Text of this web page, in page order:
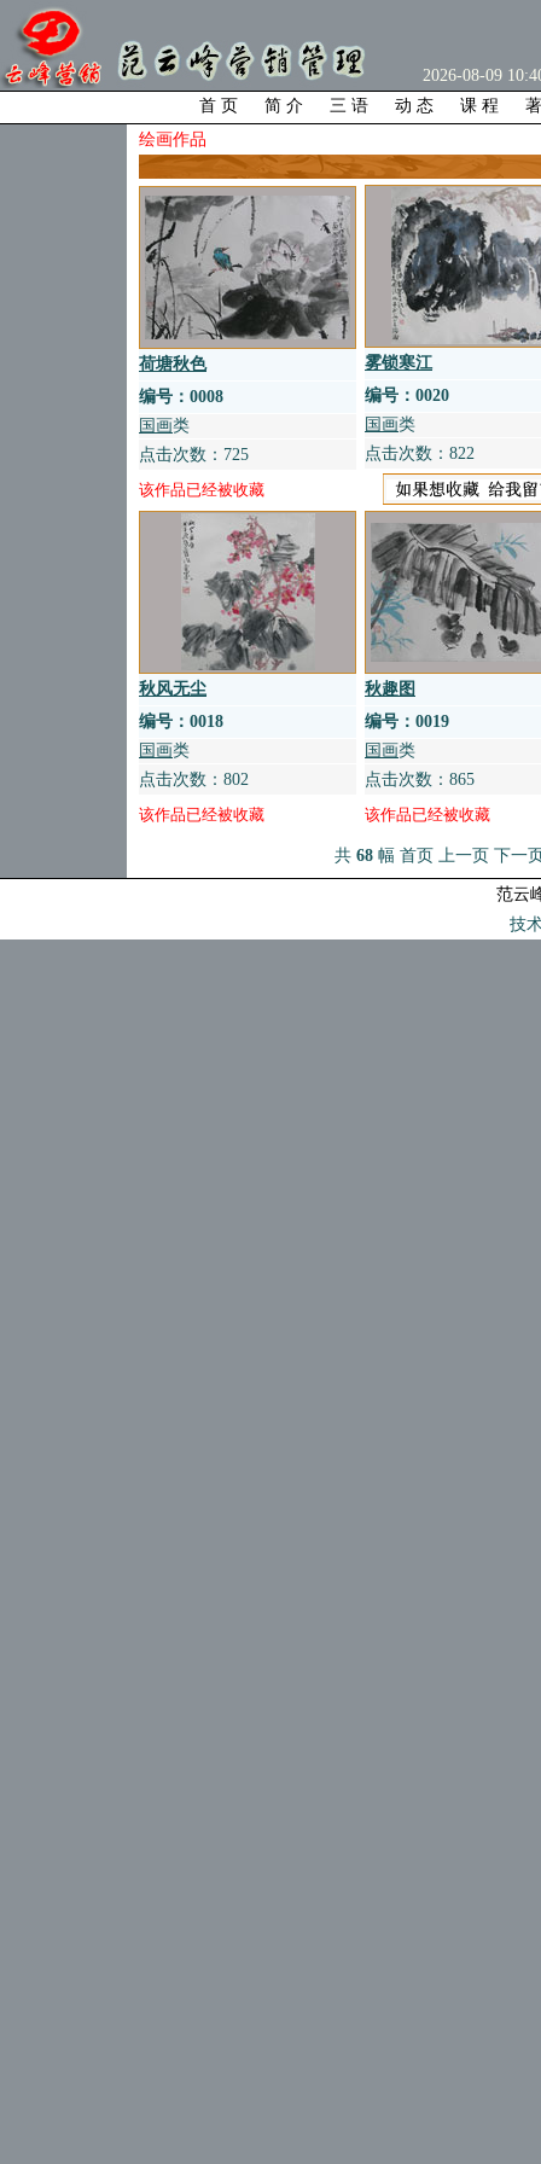
2026-08-09
首 页
简 介 三 语 动 态 课 程
绘画作品
荷塘秋色
编号： 0008
国画类
点击次数：725
该作品已经被收藏
雾锁寒江
编号： 0020
国画类
点击次数：822
秋风无尘
编号： 0018
国画类
点击次数：802
该作品已经被收藏
秋趣图
编号： 0019
国画类
点击次数：865
该作品已经被收藏
共 68 幅 首页 上一页 下一
范云
技